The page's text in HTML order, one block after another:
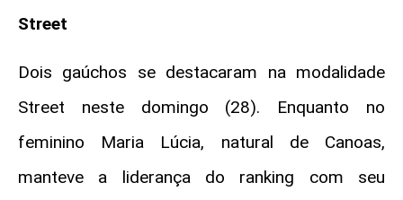
Street
Dois gaúchos se destacaram na modalidade
Street neste domingo (28). Enquanto no
feminino Maria Lúcia, natural de Canoas,
manteve a liderança do ranking com seu